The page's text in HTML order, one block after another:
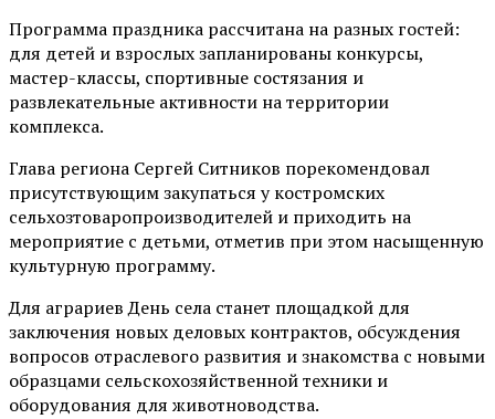
Программа праздника рассчитана на разных гостей:
для детей и взрослых запланированы конкурсы,
мастер-классы, спортивные состязания и
развлекательные активности на территории
комплекса.
Глава региона Сергей Ситников порекомендовал
присутствующим закупаться у костромских
сельхозтоваропроизводителей и приходить на
мероприятие с детьми, отметив при этом насыщенную
культурную программу.
Для аграриев День села станет площадкой для
заключения новых деловых контрактов, обсуждения
вопросов отраслевого развития и знакомства с новыми
образцами сельскохозяйственной техники и
оборудования для животноводства.